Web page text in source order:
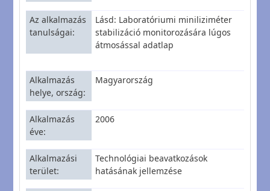
Az alkalmazás
tanulságai
Lásd: Laboratóriumi miniliziméter
stabilizáció monitorozására lúgos
átmosással adatlap
Alkalmazás
helye, ország
Magyarország
Alkalmazás
éve
2006
Alkalmazási
terület
Technológiai beavatkozások
hatásának jellemzése